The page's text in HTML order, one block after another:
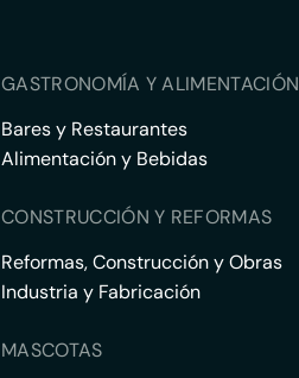
GASTRONOMÍA Y ALIMENTACIÓN
Bares y Restaurantes
Alimentación y Bebidas
CONSTRUCCIÓN Y REFORMAS
Reformas, Construcción y Obras
Industria y Fabricación
MASCOTAS